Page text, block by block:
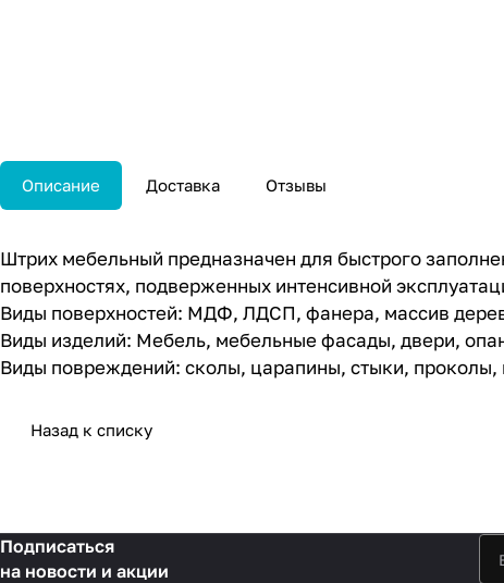
Описание Доставка Отзывы
Штрих мебельный предназначен для быстрого
поверхностях, подверженных интенсивной
Виды поверхностей: МДФ, ЛДСП, фанера, массив
Виды изделий: Мебель, мебельные фасады, двери,
Виды повреждений: сколы, царапины, стыки,
Назад к списку
Подписаться
на новости и акции